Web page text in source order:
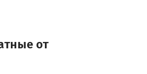
от